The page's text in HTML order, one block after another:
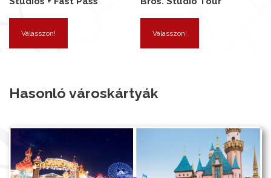
Válasszon! Válasszon!
Hasonló városkártyák